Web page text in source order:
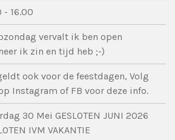
- 16.00
vervalt ik ben open
ik zin en tijd heb ;-)
ook voor de feestdagen, Volg
Instagram of FB voor deze info.
30 Mei GESLOTEN JUNI 2026
IVM VAKANTIE